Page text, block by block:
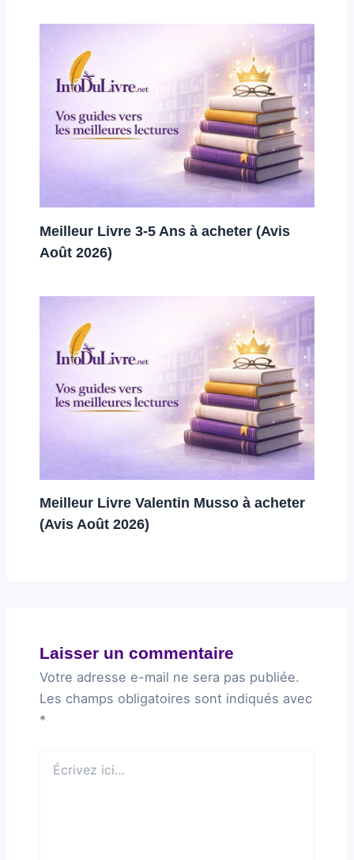
Meilleur Livre 3-5 Ans à acheter (Avis
Août 2026)
Meilleur Livre Valentin Musso à acheter
(Avis Août 2026)
Laisser un commentaire
Votre adresse e-mail ne sera pas publiée.
Les champs obligatoires sont indiqués avec
*
ici…